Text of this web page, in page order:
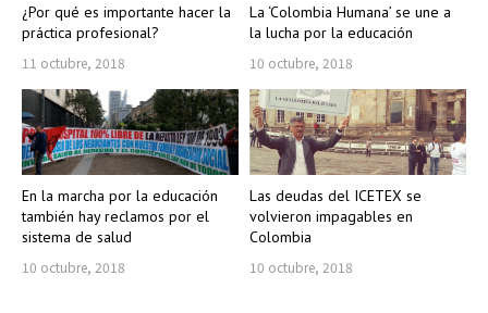
¿Por qué es importante hacer la
práctica profesional?
11 octubre, 2018
La ‘Colombia Humana’ se une a
la lucha por la educación
10 octubre, 2018
En la marcha por la educación
también hay reclamos por el
sistema de salud
10 octubre, 2018
Las deudas del ICETEX se
volvieron impagables en
Colombia
10 octubre, 2018